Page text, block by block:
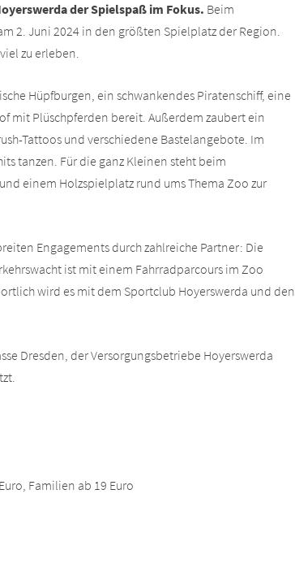
der Spielspaß im Fokus. Beim
2. Juni 2024 in den größten Spielplatz der Region.
zu erleben.
Hüpfburgen, ein schwankendes Piratenschiff, eine
mit Plüschpferden bereit. Außerdem zaubert ein
Tattoos und verschiedene Bastelangebote. Im
tanzen. Für die ganz Kleinen steht beim
einem Holzspielplatz rund ums Thema Zoo zur
Engagements durch zahlreiche Partner: Die
ist mit einem Fahrradparcours im Zoo
wird es mit dem Sportclub Hoyerswerda und den
Dresden, der Versorgungsbetriebe Hoyerswerda
Familien ab 19 Euro